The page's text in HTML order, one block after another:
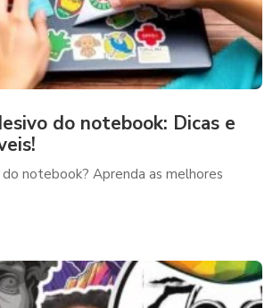
do notebook: Dicas e
notebook? Aprenda as melhores